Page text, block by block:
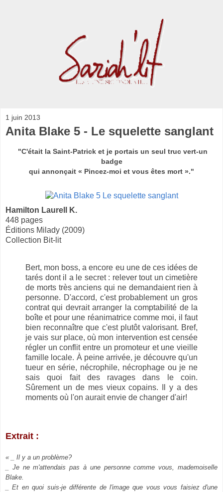
1 juin 2013
Anita Blake 5 - Le squelette sanglant
"C'était la Saint-Patrick et je portais un seul truc vert-un
badge
qui annonçait « Pincez-moi et vous êtes mort »."
Hamilton Laurell K.
448 pages
Éditions Milady (2009)
Collection Bit-lit
Bert, mon boss, a encore eu une de ces idées de
tarés dont il a le secret : relever tout un cimetière
de morts très anciens qui ne demandaient rien à
personne. D'accord, c'est probablement un gros
contrat qui devrait arranger la comptabilité de la
boîte et pour une réanimatrice comme moi, il faut
bien reconnaître que c'est plutôt valorisant. Bref,
je vais sur place, où mon intervention est censée
régler un conflit entre un promoteur et une vieille
famille locale. À peine arrivée, je découvre qu'un
tueur en série, nécrophile, nécrophage ou je ne
sais quoi fait des ravages dans le coin.
Sûrement un de mes vieux copains. Il y a des
moments où l'on aurait envie de changer d'air!
Extrait :
« _ Il y a un problème?
_ Je ne m'attendais pas à une personne comme vous, mademoiselle
Blake.
_ Et en quoi suis-je différente de l'image que vous vous faisiez d'une